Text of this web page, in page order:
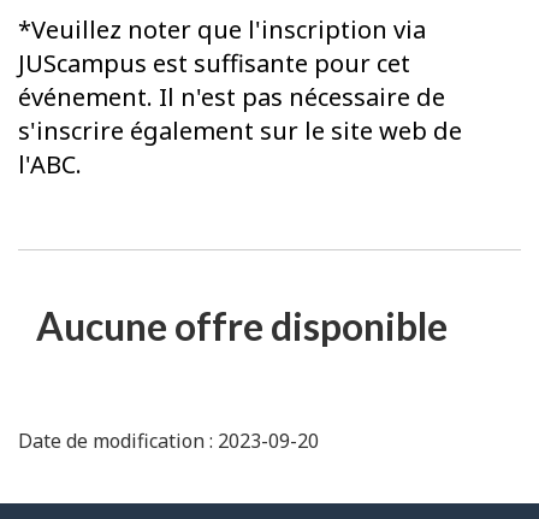
*Veuillez noter que l'inscription via
JUScampus est suffisante pour cet
événement. Il n'est pas nécessaire de
s'inscrire également sur le site web de
l'ABC.
Aucune offre disponible
Date de modification : 2023-09-20